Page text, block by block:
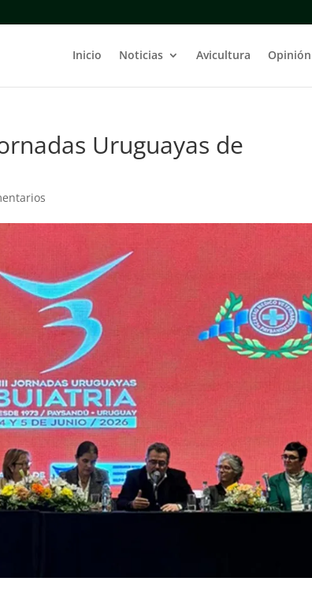
Inicio Noticias Avicultura Opinión
Uruguayas de